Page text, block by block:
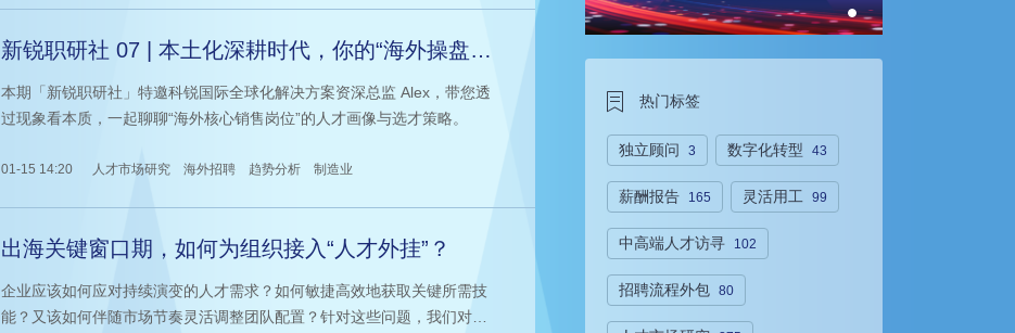
新锐职研社 07 | 本土化深耕时代，你的“海外操盘
本期「新锐职研社」特邀科锐国际全球化解决方案资深总监 Alex，带您透
过现象看本质，一起聊聊“海外核心销售岗位”的人才画像与选才策略。
01-15 14:20 人才市场研究 海外招聘 趋势分析 制造业
出海关键窗口期，如何为组织接入“人才外挂”？
企业应该如何应对持续演变的人才需求？如何敏捷高效地获取关键所需技
能？又该如何伴随市场节奏灵活调整团队配置？针对这些问题，我们对话
热门标签
独立顾问 3 数字化转型 43
薪酬报告 165 灵活用工 99
中高端人才访寻 102
招聘流程外包 80